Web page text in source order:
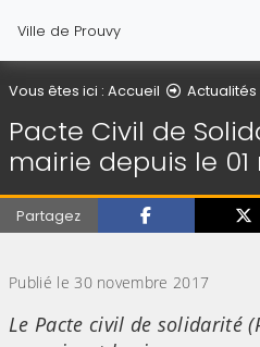
Ville de Prouvy
Vous êtes ici : Accueil Actualités
Pacte Civil de
mairie depuis le 01
Partagez
Publié le 30 novembre 2017
Le Pacte civil de solidarité